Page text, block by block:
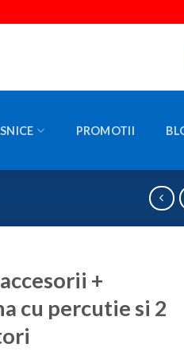
PROMOTII
+
cu percutie si 2